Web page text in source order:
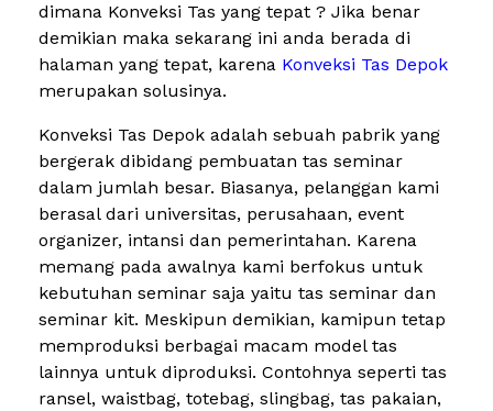
dimana Konveksi Tas yang tepat ? Jika benar
demikian maka sekarang ini anda berada di
halaman yang tepat, karena Konveksi Tas Depok
merupakan solusinya.
Konveksi Tas Depok adalah sebuah pabrik yang
bergerak dibidang pembuatan tas seminar
dalam jumlah besar. Biasanya, pelanggan kami
berasal dari universitas, perusahaan, event
organizer, intansi dan pemerintahan. Karena
memang pada awalnya kami berfokus untuk
kebutuhan seminar saja yaitu tas seminar dan
seminar kit. Meskipun demikian, kamipun tetap
memproduksi berbagai macam model tas
lainnya untuk diproduksi. Contohnya seperti tas
ransel, waistbag, totebag, slingbag, tas pakaian,